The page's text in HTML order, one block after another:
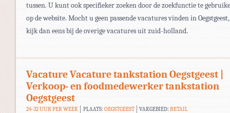
tussen. U kunt ook specifieker zoeken door de zoekfunctie te
op de website. Mocht u geen passende vacatures vinden in Oegstgeest,
kijk dan eens bij de overige vacatures uit zuid-holland.
Vacature Vacature tankstation Oegstgeest |
Verkoop- en foodmedewerker tankstation
Oegstgeest
24-32 UUR PER WEEK PLAATS: OEGSTGEEST VAKGEBIED:RETAIL